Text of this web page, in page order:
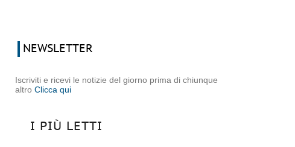
NEWSLETTER
Iscriviti e ricevi le notizie del giorno prima di chiunque
altroClicca qui
I PIÙ LETTI